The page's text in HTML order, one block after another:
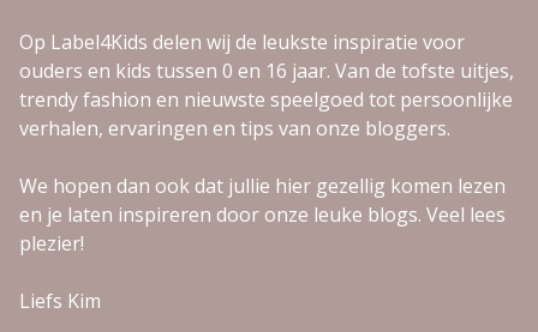
Op Label4Kids delen wij de leukste inspiratie voor
ouders en kids tussen 0 en 16 jaar. Van de tofste uitjes,
trendy fashion en nieuwste speelgoed tot persoonlijke
verhalen, ervaringen en tips van onze bloggers.
We hopen dan ook dat jullie hier gezellig komen lezen
en je laten inspireren door onze leuke blogs. Veel lees
plezier!
Liefs Kim